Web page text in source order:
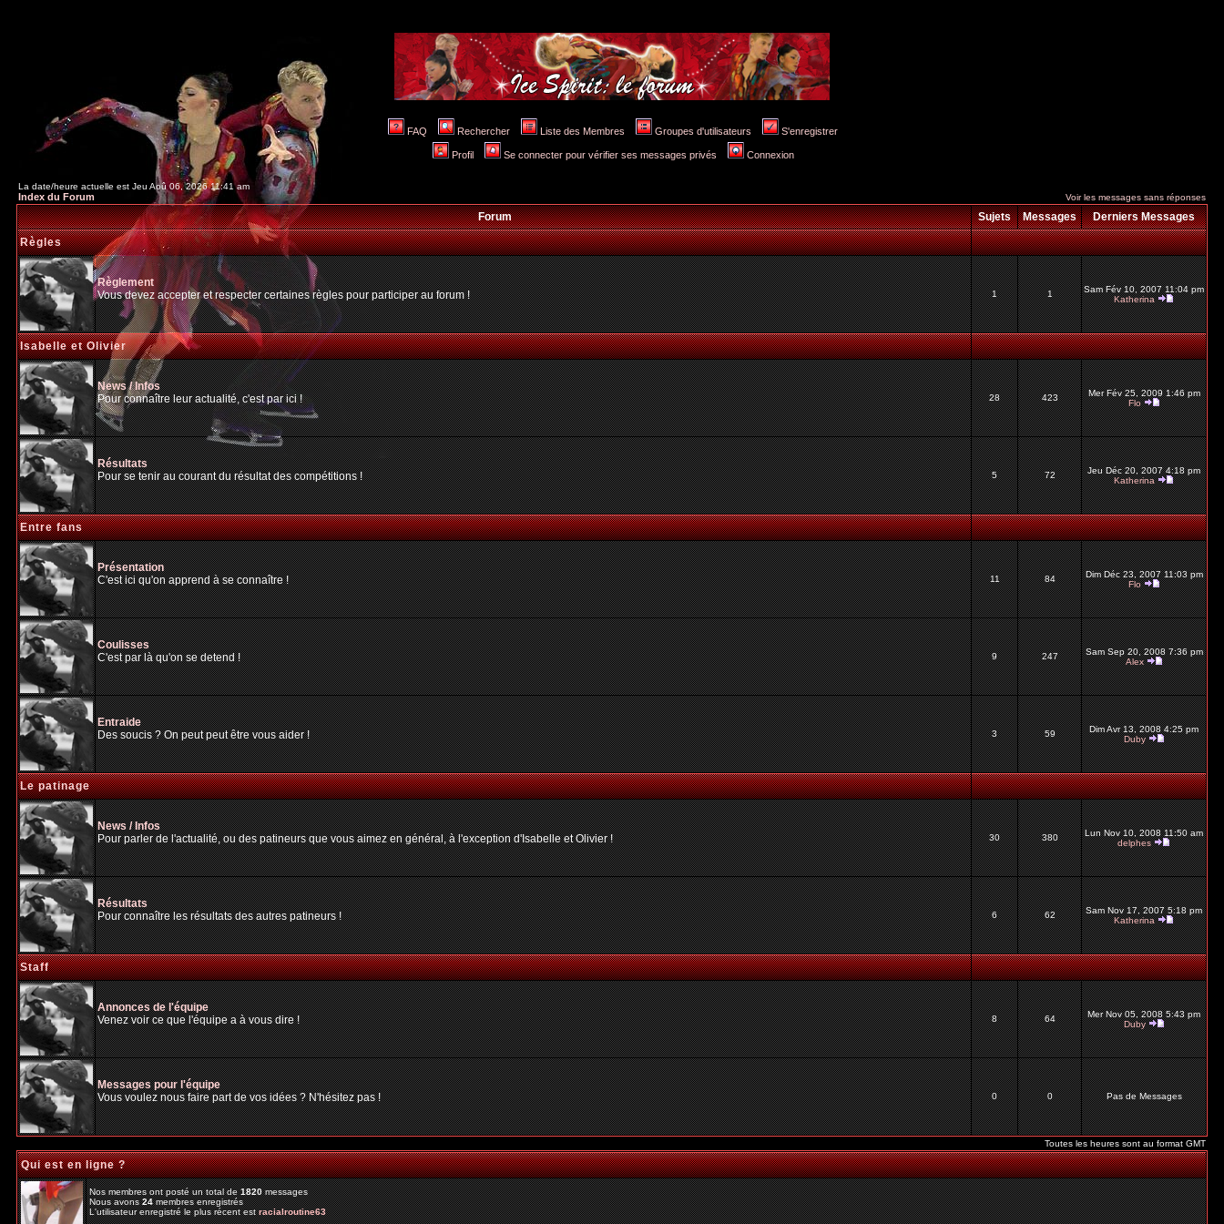
FAQ Rechercher Liste des Membres Groupes d'utilisateurs S'enregistrer
Profil Se connecter pour vérifier ses messages privés Connexion
La date/heure actuelle est Jeu Aoû 06, 2026 11:41 am
Index du Forum Voir les messages sans réponses
Forum Sujets Messages
Derniers Messages
Règles
Règlement
Vous devez accepter et respecter certaines règles pour participer au forum !
1 1
Sam Fév 10, 2007 11:04 pm
Katherina
Isabelle et Olivier
News / Infos
Pour connaître leur actualité, c'est par ici !
28 423
Mer Fév 25, 2009 1:46 pm
Flo
Résultats
Pour se tenir au courant du résultat des compétitions !
5 72
Jeu Déc 20, 2007 4:18 pm
Katherina
Entre fans
Présentation
C'est ici qu'on apprend à se connaître !
11 84
Dim Déc 23, 2007 11:03 pm
Flo
Coulisses
C'est par là qu'on se detend !
9 247
Sam Sep 20, 2008 7:36 pm
Alex
Entraide
Des soucis ? On peut peut être vous aider !
3 59
Dim Avr 13, 2008 4:25 pm
Duby
Le patinage
News / Infos
Pour parler de l'actualité, ou des patineurs que vous aimez en général, à l'exception d'Isabelle et Olivier !
30 380
Lun Nov 10, 2008 11:50 am
delphes
Résultats
Pour connaître les résultats des autres patineurs !
6 62
Sam Nov 17, 2007 5:18 pm
Katherina
Staff
Annonces de l'équipe
Venez voir ce que l'équipe a à vous dire !
8 64
Mer Nov 05, 2008 5:43 pm
Duby
Messages pour l'équipe
Vous voulez nous faire part de vos idées ? N'hésitez pas !
0 0 Pas de Messages
Toutes les heures sont au format GMT
Qui est en ligne ?
Nos membres ont posté un total de1820messages
Nous avons24membres enregistrés
L'utilisateur enregistré le plus récent estracialroutine63